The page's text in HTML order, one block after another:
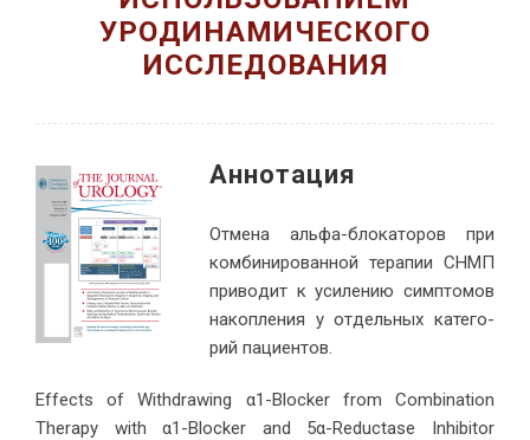
УРОДИНАМИЧЕСКОГО
ИССЛЕДОВАНИЯ
Ан­но­тация
От­ме­на аль­фа-бло­ка­то­ров при
ком­би­ни­ро­ван­ной те­ра­пии СНМП
при­во­дит к уси­ле­нию симп­то­мов
на­коп­ле­ния у от­дель­ных ка­те­го­
рий па­ци­ентов.
Effects of Withdrawing α1-Blocker from Combination
Therapy with α1-Blocker and 5α-Reductase Inhibitor